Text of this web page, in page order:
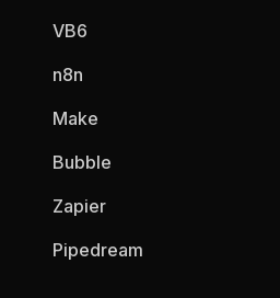
VB6
n8n
Make
Bubble
Zapier
Pipedream